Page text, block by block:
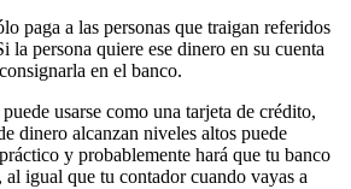
paga a las personas que traigan referidos
la persona quiere ese dinero en su cuenta
en el banco.
usarse como una tarjeta de crédito,
dinero alcanzan niveles altos puede
y probablemente hará que tu banco
al igual que tu contador cuando vayas a